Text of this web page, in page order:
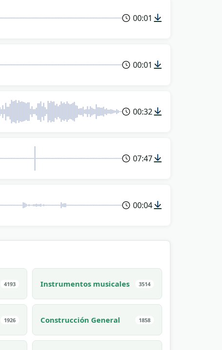
00:01
00:01
00:32
07:47
00:04
4193 Instrumentos musicales 3514
1926 Construcción General 1858